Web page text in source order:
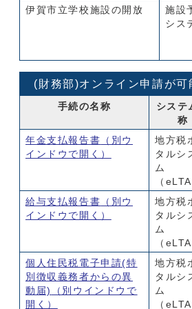
伊賀市立学校施設の開放
施設
シス
(財務部)オンライン申請が可
手続の名称
システ
称
年金支払報告書 （別ウ
インドウで開く）
地方税
タルシ
ム
（
給与支払報告書 （別ウ
インドウで開く）
地方税
タルシ
ム
（
個人住民税電子申請(特
別徴収義務者からの異
動届)
（別ウインドウで
開く）
地方税
タルシ
ム
（